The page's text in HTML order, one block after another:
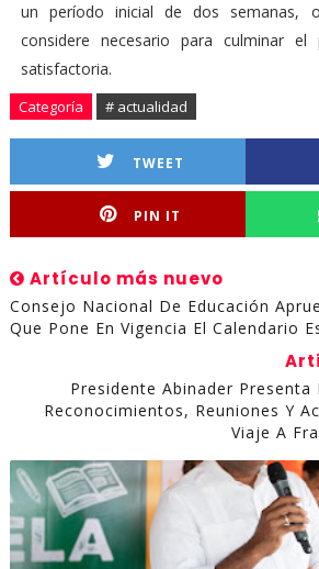
un período inicial de dos semanas,
considere necesario para culminar el
satisfactoria.
Categoría # actualidad
TWEET
PIN IT
Artículo más nuevo
Consejo Nacional De Educación
Que Pone En Vigencia El Calendario
Presidente Abinader Presenta
Reconocimientos, Reuniones Y
Viaje A